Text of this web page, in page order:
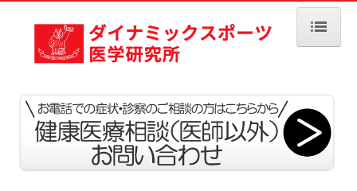
ホーム
当研究所について
貴島会クリニックのご案内